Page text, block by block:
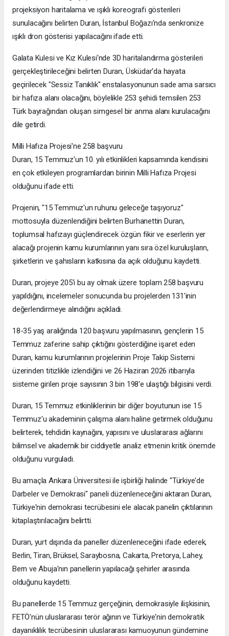
projeksiyon haritalama ve ışıklı koreografi gösterileri
sunulacağını belirten Duran, İstanbul Boğazı'nda senkronize
ışıklı dron gösterisi yapılacağını ifade etti.
Galata Kulesi ve Kız Kulesi'nde 3D haritalandırma gösterileri
gerçekleştirileceğini belirten Duran, Üsküdar'da hayata
geçirilecek "Sessiz Tanıklık" enstalasyonunun sade ama sarsıcı
bir hafıza alanı olacağını, böylelikle 253 şehidi temsilen 253
Türk bayrağından oluşan simgesel bir anma alanı kurulacağını
dile getirdi.
Milli Hafıza Projesi'ne 258 başvuru
Duran, 15 Temmuz'un 10. yılı etkinlikleri kapsamında kendisini
en çok etkileyen programlardan birinin Milli Hafıza Projesi
olduğunu ifade etti.
Projenin, "15 Temmuz'un ruhunu geleceğe taşıyoruz"
mottosuyla düzenlendiğini belirten Burhanettin Duran,
toplumsal hafızayı güçlendirecek özgün fikir ve eserlerin yer
alacağı projenin kamu kurumlarının yanı sıra özel kuruluşların,
şirketlerin ve şahısların katkısına da açık olduğunu kaydetti.
Duran, projeye 205'i bu ay olmak üzere toplam 258 başvuru
yapıldığını, incelemeler sonucunda bu projelerden 131'inin
değerlendirmeye alındığını açıkladı.
18-35 yaş aralığında 120 başvuru yapılmasının, gençlerin 15
Temmuz zaferine sahip çıktığını gösterdiğine işaret eden
Duran, kamu kurumlarının projelerinin Proje Takip Sistemi
üzerinden titizlikle izlendiğini ve 26 Haziran 2026 itibarıyla
sisteme girilen proje sayısının 3 bin 198'e ulaştığı bilgisini verdi.
Duran, 15 Temmuz etkinliklerinin bir diğer boyutunun ise 15
Temmuz'u akademinin çalışma alanı haline getirmek olduğunu
belirterek, tehdidin kaynağını, yapısını ve uluslararası ağlarını
bilimsel ve akademik bir ciddiyetle analiz etmenin kritik önemde
olduğunu vurguladı.
Bu amaçla Ankara Üniversitesi ile işbirliği halinde "Türkiye'de
Darbeler ve Demokrasi" paneli düzenleneceğini aktaran Duran,
Türkiye'nin demokrasi tecrübesini ele alacak panelin çıktılarının
kitaplaştırılacağını belirtti.
Duran, yurt dışında da paneller düzenleneceğini ifade ederek,
Berlin, Tiran, Brüksel, Saraybosna, Cakarta, Pretorya, Lahey,
Bern ve Abuja'nın panellerin yapılacağı şehirler arasında
olduğunu kaydetti.
Bu panellerde 15 Temmuz gerçeğinin, demokrasiyle ilişkisinin,
FETÖ'nün uluslararası terör ağının ve Türkiye'nin demokratik
dayanıklılık tecrübesinin uluslararası kamuoyunun gündemine